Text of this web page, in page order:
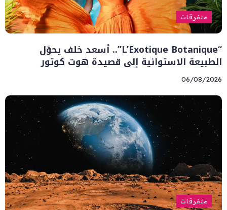
متفرقات
“L’Exotique Botanique”.. أسعد خلف يحوّل
الطبيعة الاستوائية إلى قصيدة هوت كوتور
06/08/2026
متفرقات